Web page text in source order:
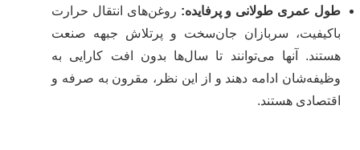
طول عمری طولانی و پرفایده: روغن‌های انتقال حرارت
باکیفیت، سربازان جان‌سخت و پرتلاش جبهه صنعت
هستند. آنها می‌توانند تا سال‌ها بدون افت کارایی به
وظیفه‌شان ادامه دهند و از این نظر، مقرون به صرفه و
اقتصادی هستند.